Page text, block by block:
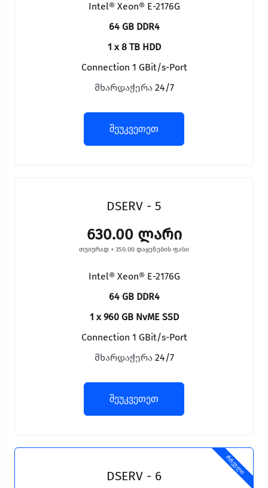
Intel® Xeon® E-2176G
64 GB DDR4
1 x 8 TB HDD
Connection 1 GBit/s-Port
მხარდაჭერა 24/7
შეუკვეთეთ
DSERV - 5
630.00 ლარი
თვიურად + 350.00 დაყენების ფასი
Intel® Xeon® E-2176G
64 GB DDR4
1 x 960 GB NvME SSD
Connection 1 GBit/s-Port
მხარდაჭერა 24/7
შეუკვეთეთ
რჩეული
DSERV - 6